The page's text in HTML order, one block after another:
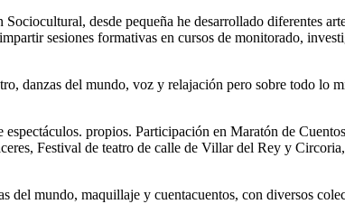
desde pequeña he desarrollado diferentes
sesiones formativas en cursos de monitorado,
danzas del mundo, voz y relajación pero sobre todo lo
propios. Participación en Maratón de
Festival de teatro de calle de Villar del Rey y
del mundo, maquillaje y cuentacuentos, con diversos